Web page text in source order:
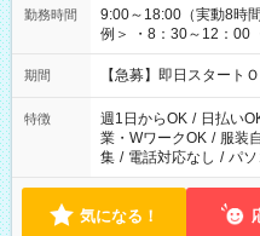
勤務時間
9:00～18:00（実動8時間） 希望の時間帯を選べます！ ＜
例＞ ・8：30～12：00
・13：00～22：00 ・
期間 【急募】即日スタート
特徴 週1日からOK / 日払い
業・WワークOK / 服装
集 / 電話対応なし / パ
気になる！